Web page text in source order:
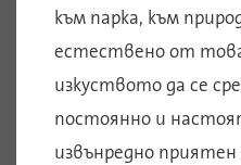
към парка, към
естествено от
изкуството да се
постоянно и
извънредно приятен